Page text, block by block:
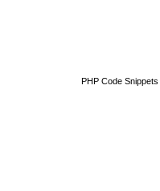
PHP Code Snippets